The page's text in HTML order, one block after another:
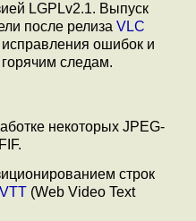
LGPLv2.1. Выпуск
после релиза VLC
ошибок и
следам.
некоторых JPEG-
строк
(Web Video Text